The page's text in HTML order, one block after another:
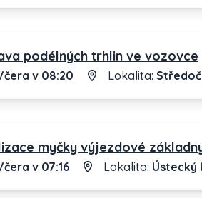
podélných trhlin ve vozovce
v 08:20 Lokalita:
myčky výjezdové
v 07:16 Lokalita: Ústecký